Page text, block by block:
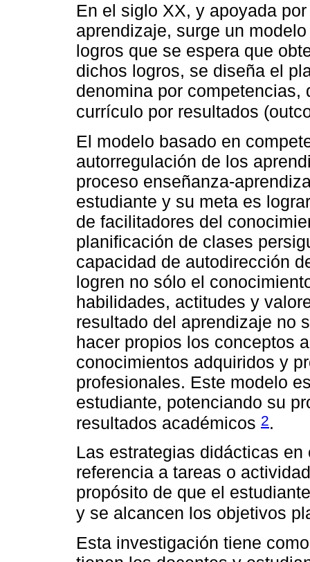
En el siglo XX, y apoyada
aprendizaje, surge un
logros que se espera que
dichos logros, se diseña el
denomina por
currículo por resultados
El modelo basado en
autorregulación de los
proceso enseñanza-
estudiante y su meta es
de facilitadores del
planificación de clases
capacidad de autodirección
logren no sólo el
habilidades, actitudes y
resultado del aprendizaje no
hacer propios los conceptos
conocimientos adquiridos y
profesionales. Este modelo
estudiante, potenciando su
resultados académicos 2.
Las estrategias didácticas
referencia a tareas o
propósito de que el
y se alcancen los objetivos
Esta investigación tiene